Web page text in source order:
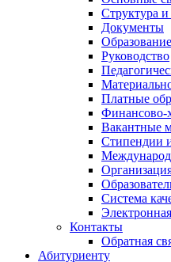
Структура и
Документы
Образование
Руководство
Платные
Финансово-
Вакантные
Стипендии
Система
Контакты
Обратная
Абитуриенту